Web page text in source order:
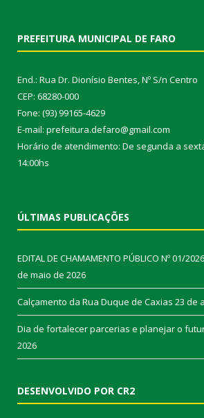
PREFEITURA MUNICIPAL DE FARO
End.: Rua Dr. Dionísio Bentes, Nº S/n Centro
CEP: 68280-000
Fone: (93) 99165-4629
E-mail: prefeitura.defaro@gmail.com
Horário de atendimento: De segunda a
14:00hs
ÚLTIMAS PUBLICAÇÕES
EDITAL DE CHAMAMENTO PÚBLICO Nº 01/
de maio de 2026
Calçamento da Rua Duque de Caxias 23 de
Dia de fortalecer parcerias e planejar o
2026
DESENVOLVIDO POR CR2